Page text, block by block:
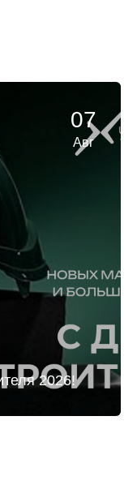
07
Авг
2026!